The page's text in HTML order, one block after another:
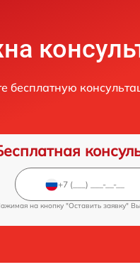
бесплатную
на кнопку "Оставить заявку"